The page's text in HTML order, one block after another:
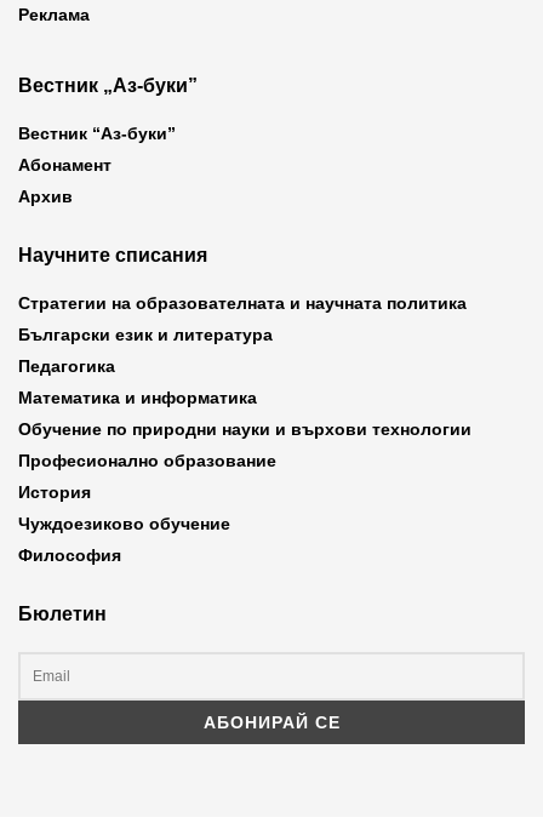
Реклама
Вестник „Аз-буки”
Вестник “Аз-буки”
Абонамент
Архив
Научните списания
Стратегии на образователната и научната политика
Български език и литература
Педагогика
Математика и информатика
Обучение по природни науки и върхови технологии
Професионално образование
История
Чуждоезиково обучение
Философия
Бюлетин